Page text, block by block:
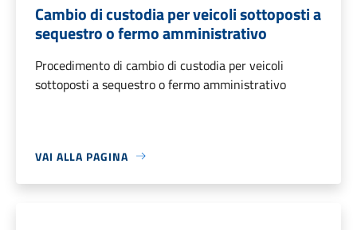
Cambio di custodia per veicoli sottoposti a
sequestro o fermo amministrativo
Procedimento di cambio di custodia per veicoli
sottoposti a sequestro o fermo amministrativo
VAI ALLA PAGINA